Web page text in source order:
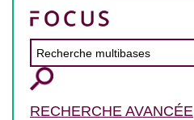
RECHERCHE AVANCÉE